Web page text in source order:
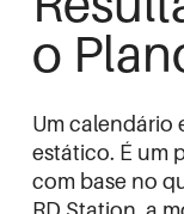
o
Um calendário
estático. É um
com base no